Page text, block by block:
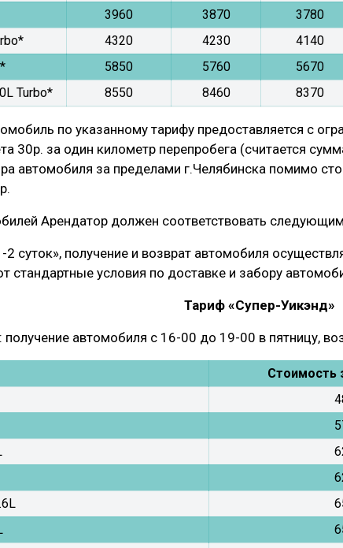
3960 3870 3780
4320 4230 4140
5850 5760 5670
Turbo* 8550 8460 8370
по указанному тарифу предоставляется с
30р. за один километр перепробега (считается
автомобиля за пределами г.Челябинска помимо
Арендатор должен соответствовать
суток», получение и возврат автомобиля
стандартные условия по доставке и забору
Тариф «Супер-Уикэнд»
автомобиля с 16-00 до 19-00 в пятницу,
Стоимость